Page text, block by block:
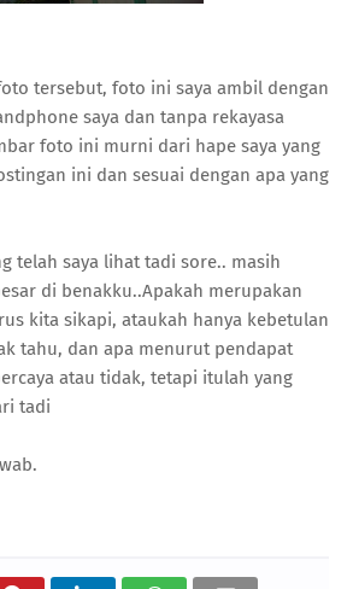
tersebut, foto ini saya ambil dengan
saya dan tanpa rekayasa
foto ini murni dari hape saya yang
ini dan sesuai dengan apa yang
telah saya lihat tadi sore.. masih
di benakku..Apakah merupakan
kita sikapi, ataukah hanya kebetulan
tahu, dan apa menurut pendapat
atau tidak, tetapi itulah yang
tadi